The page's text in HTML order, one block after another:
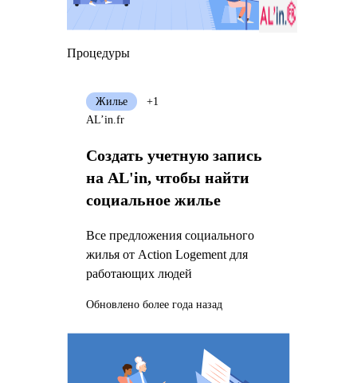
Процедуры
Создать учетную запись
на AL'in, чтобы найти
социальное жилье
Все предложения социального
жилья от Action Logement для
работающих людей
Жилье
+1
AL’in.fr
Обновлено более года назад